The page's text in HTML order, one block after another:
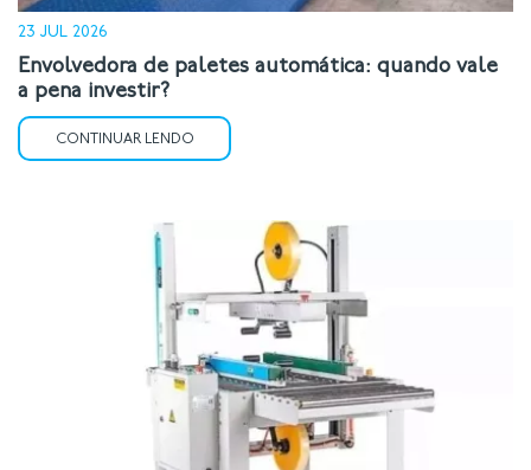
23 JUL 2026
Envolvedora de paletes automática: quando vale
a pena investir?
CONTINUAR LENDO